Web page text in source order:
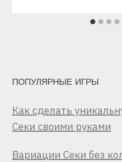
ПОПУЛЯРНЫЕ ИГРЫ
Как сделать
Секи своими руками
Вариации Секи без